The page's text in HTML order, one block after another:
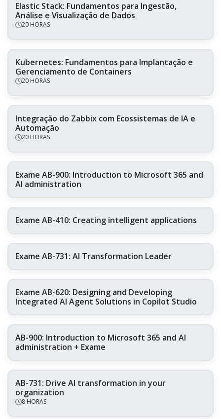
Elastic Stack: Fundamentos para Ingestão,
Análise e Visualização de Dados
20 HORAS
Kubernetes: Fundamentos para Implantação e
Gerenciamento de Containers
20 HORAS
Integração do Zabbix com Ecossistemas de IA e
Automação
20 HORAS
Exame AB-900: Introduction to Microsoft 365 and
AI administration
Exame AB-410: Creating intelligent applications
Exame AB-731: AI Transformation Leader
Exame AB-620: Designing and Developing
Integrated AI Agent Solutions in Copilot Studio
AB-900: Introduction to Microsoft 365 and AI
administration + Exame
AB-731: Drive AI transformation in your
organization
8 HORAS